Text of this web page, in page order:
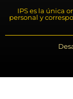
IPS es la única
personal y